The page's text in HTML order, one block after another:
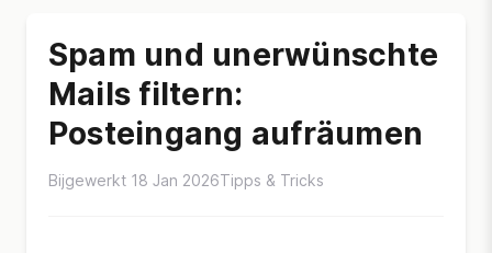
Spam und unerwünschte
Mails filtern:
Posteingang aufräumen
Bijgewerkt 18 Jan 2026Tipps & Tricks